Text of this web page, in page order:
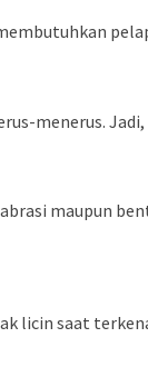
menerus.
maupun
saat